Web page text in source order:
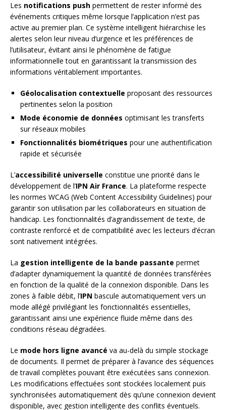
Les notifications push permettent de rester informé des
événements critiques même lorsque l’application n’est pas
active au premier plan. Ce système intelligent hiérarchise les
alertes selon leur niveau d’urgence et les préférences de
l’utilisateur, évitant ainsi le phénomène de fatigue
informationnelle tout en garantissant la transmission des
informations véritablement importantes.
Géolocalisation contextuelle proposant des ressources
pertinentes selon la position
Mode économie de données optimisant les transferts
sur réseaux mobiles
Fonctionnalités biométriques pour une authentification
rapide et sécurisée
L’accessibilité universelle constitue une priorité dans le
développement de l’IPN Air France. La plateforme respecte
les normes WCAG (Web Content Accessibility Guidelines) pour
garantir son utilisation par les collaborateurs en situation de
handicap. Les fonctionnalités d’agrandissement de texte, de
contraste renforcé et de compatibilité avec les lecteurs d’écran
sont nativement intégrées.
La gestion intelligente de la bande passante permet
d’adapter dynamiquement la quantité de données transférées
en fonction de la qualité de la connexion disponible. Dans les
zones à faible débit, l’IPN bascule automatiquement vers un
mode allégé privilégiant les fonctionnalités essentielles,
garantissant ainsi une expérience fluide même dans des
conditions réseau dégradées.
Le mode hors ligne avancé va au-delà du simple stockage
de documents. Il permet de préparer à l’avance des séquences
de travail complètes pouvant être exécutées sans connexion.
Les modifications effectuées sont stockées localement puis
synchronisées automatiquement dès qu’une connexion devient
disponible, avec gestion intelligente des conflits éventuels.